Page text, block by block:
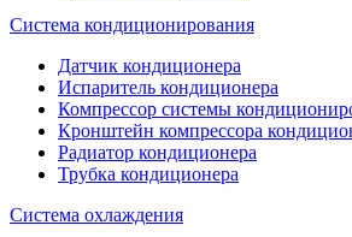
Система кондиционирования
Датчик кондиционера
Испаритель кондиционера
Компрессор системы
Кронштейн компрессора
Радиатор кондиционера
Трубка кондиционера
Система охлаждения